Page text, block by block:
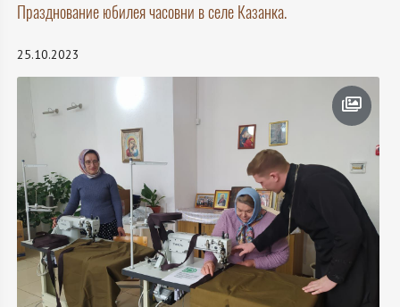
Празднование юбилея часовни в селе Казанка.
25.10.2023